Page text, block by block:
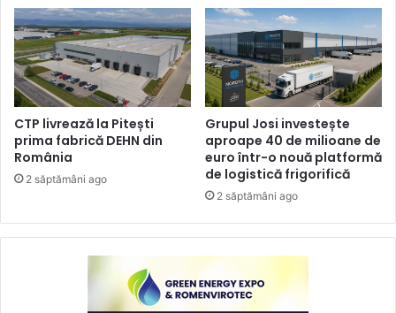
CTP livrează la Pitești
prima fabrică DEHN din
România
2 săptămâni ago
Grupul Josi investește
aproape 40 de milioane de
euro într-o nouă platformă
de logistică frigorifică
2 săptămâni ago